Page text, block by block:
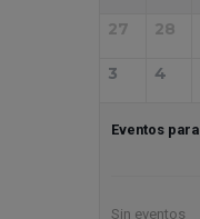
27 28
3 4
Eventos para
Sin eventos